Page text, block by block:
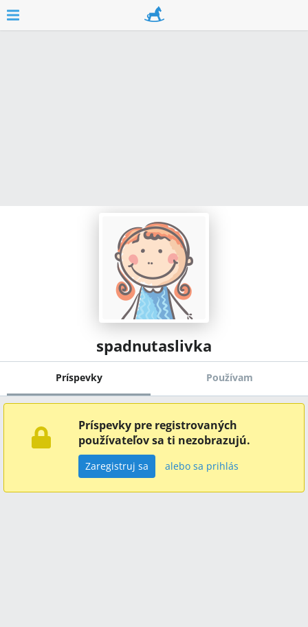
spadnutaslivka
Príspevky Používam
Príspevky pre registrovaných
používateľov sa ti nezobrazujú.
Zaregistruj sa alebo sa prihlás